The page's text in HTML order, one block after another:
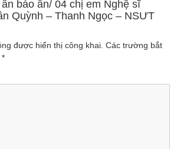
báo ân/ 04 chị em Nghệ sĩ
Quỳnh – Thanh Ngọc – NSƯT
được hiển thị công khai. Các trường bắt
*